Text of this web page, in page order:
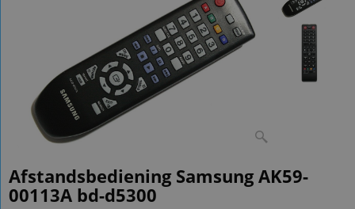
Afstandsbediening Samsung AK59-
00113A bd-d5300